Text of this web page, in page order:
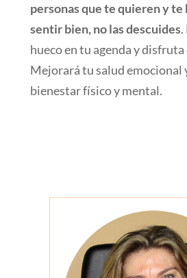
personas que te quieren y te
sentir bien, no las descuides.
hueco en tu agenda y disfruta
Mejorará tu salud emocional
bienestar físico y mental.